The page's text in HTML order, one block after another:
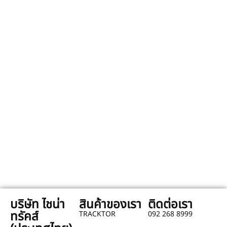
บริษัท ไชน่า
ทรัคส์
สินค้าของเรา
TRACKTOR
ติดต่อเรา
092 268 8999